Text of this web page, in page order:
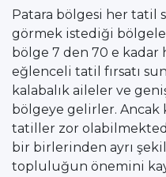
Patara bölgesi her tatil
görmek istediği
bölge 7 den 70 e
eğlenceli tatil fırsatı
kalabalık aileler ve
bölgeye gelirler. Ancak
tatiller zor
bir birlerinden ayrı
topluluğun önemini